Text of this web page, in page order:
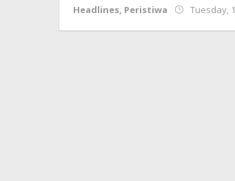
Headlines, Peristiwa Tuesday,